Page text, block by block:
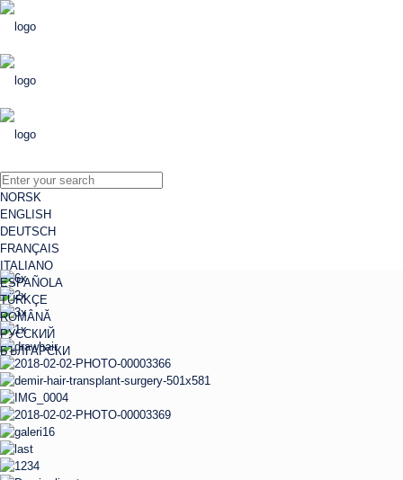
NORSK
ENGLISH
DEUTSCH
FRANÇAIS
ITALIANO
ESPAÑOLA
TÜRKÇE
ROMÂNĂ
РУССКИЙ
БЪЛГАРСКИ